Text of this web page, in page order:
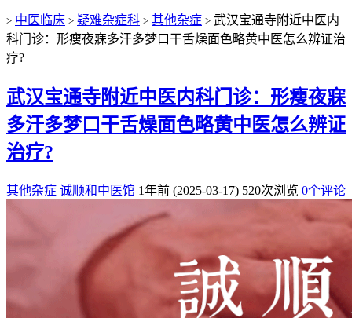
> 中医临床 > 疑难杂症科 > 其他杂症 > 武汉宝通寺附近中医内
科门诊：形瘦夜寐多汗多梦口干舌燥面色略黄中医怎么辨证治
疗?
武汉宝通寺附近中医内科门诊：形瘦夜寐
多汗多梦口干舌燥面色略黄中医怎么辨证
治疗?
其他杂症 诚顺和中医馆 1年前 (2025-03-17) 520次浏览 0个评论